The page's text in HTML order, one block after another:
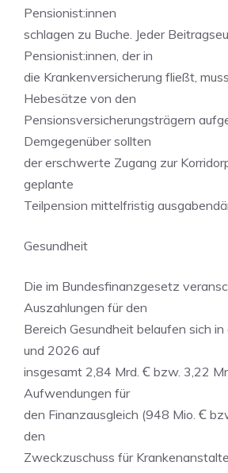
Pensionist:innen
schlagen zu Buche. Jeder
Pensionist:innen, der in
die Krankenversicherung fließt,
Hebesätze von den
Pensionsversicherungsträgern
Demgegenüber sollten
der erschwerte Zugang zur
geplante
Teilpension mittelfristig
Gesundheit
Die im Bundesfinanzgesetz
Auszahlungen für den
Bereich Gesundheit belaufen sich
und 2026 auf
insgesamt 2,84 Mrd. Ꞓ bzw. 3,22
Aufwendungen für
den Finanzausgleich (948 Mio. Ꞓ
den
Zweckzuschuss für